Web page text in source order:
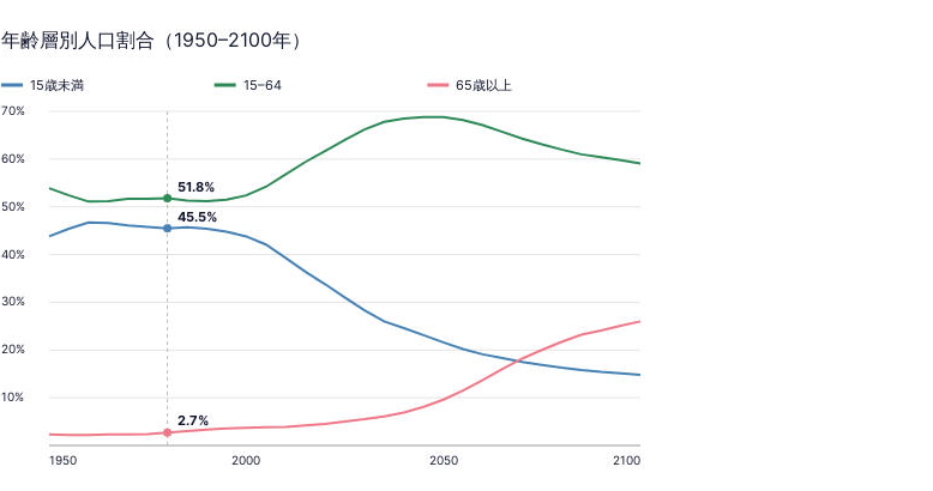
年齢層別人口割合（1950–2100年）
10%
20%
30%
40%
50%
60%
70%
1950 2000 2050 2100
15歳未満 15–64 65歳以上
45.5%
2.7%
51.8%